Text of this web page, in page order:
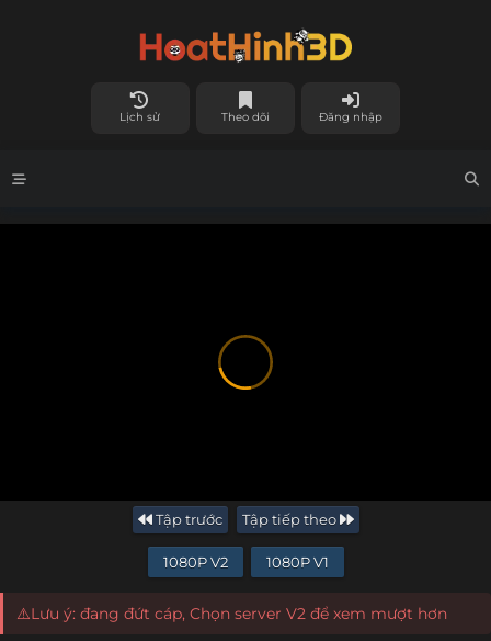
Lịch sử Theo dõi Đăng nhập
Tập trước Tập tiếp theo
1080P V2 1080P V1
⚠️Lưu ý: đang đứt cáp, Chọn server V2 để xem mượt hơn